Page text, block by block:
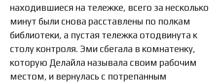
находившиеся на тележке, всего за несколько
минут были снова расставлены по полкам
библиотеки, а пустая тележка отодвинута к
столу контроля. Эми сбегала в комнатенку,
которую Делайла называла своим рабочим
местом, и вернулась с потрепанным